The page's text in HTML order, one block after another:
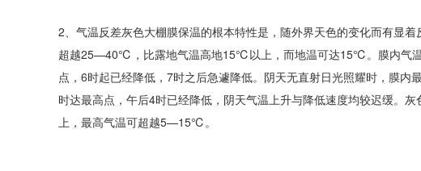
2、气温反差灰色大棚膜保温的根本特性是，随外界天色的变化而有显
超越25—40℃，比露地气温高地15℃以上，而地温可达15℃。膜内气温
点，6时起已经降低，7时之后急遽降低。阴天无直射日光照耀时，膜
时达最高点，午后4时已经降低，阴天气温上升与降低速度均较迟缓。
上，最高气温可超越5—15℃。